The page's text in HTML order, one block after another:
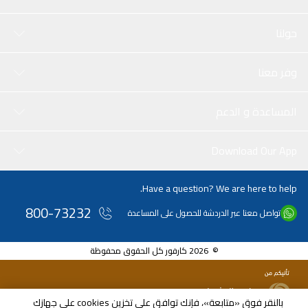
بالنقر فوق «متابعة»، فإنك توافق على تخزين cookies على جهازك
Have a question? We are here to help.
تواصل معنا عبر الدردشة للحصول على المساعدة 800-73232
© 2026 كارفور كل الحقوق محفوظة